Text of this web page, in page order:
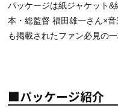
パッケージは紙ジャケット&
本・総監督 福田雄一さん×
も掲載されたファン必見の一
■パッケージ紹介